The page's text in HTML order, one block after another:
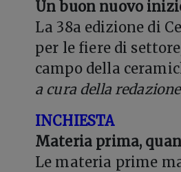
Un buon nuovo
La 38a edizione di
per le fiere di
campo della
a cura della redazione
INCHIESTA
Materia prima,
Le materia prime